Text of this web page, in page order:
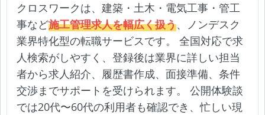
クロスワークは、建築・土木・電気工事・管工
事など施工管理求人を幅広く扱う、ノンデスク
業界特化型の転職サービスです。 全国対応で求
人検索がしやすく、登録後は業界に詳しい担当
者から求人紹介、履歴書作成、面接準備、条件
交渉までサポートを受けられます。 公開体験談
では20代〜60代の利用者も確認でき、忙しい現